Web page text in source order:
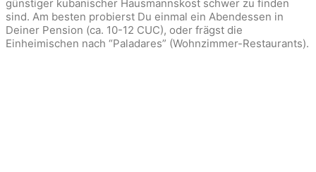
günstiger kubanischer Hausmannskost schwer zu finden
sind. Am besten probierst Du einmal ein Abendessen in
Deiner Pension (ca. 10-12 CUC), oder frägst die
Einheimischen nach “Paladares” (Wohnzimmer-Restaurants).